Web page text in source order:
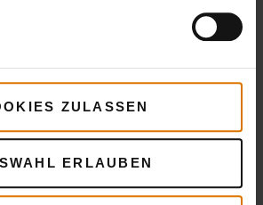
ZULASSEN
ERLAUBEN
Zubehör